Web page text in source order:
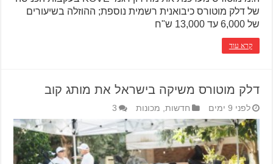
של דלק מוטורס כיבואנית רשמית נוספת; ההוזלה בשיעורים
של 6,000 עד 13,000 ש"ח
קרא עוד
דלק מוטורס משיקה בישראל את מותג קוב
לפני 9 ימים חדשות מכונות 3